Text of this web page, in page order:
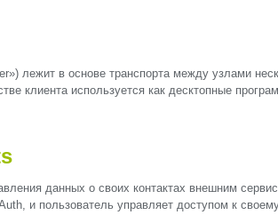
лежит в основе транспорта между узлами
клиента используется как десктопные
данных о своих контактах внешним
и пользователь управляет доступом к